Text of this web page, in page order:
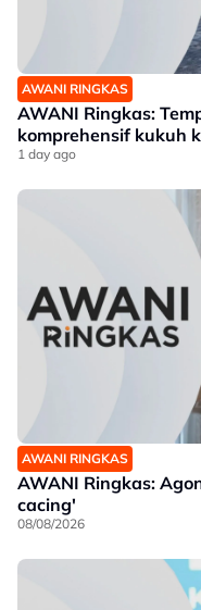
AWANI RINGKAS
AWANI Ringkas:
komprehensif kukuh
1 day ago
AWANI RINGKAS
AWANI Ringkas:
cacing'
08/08/2026